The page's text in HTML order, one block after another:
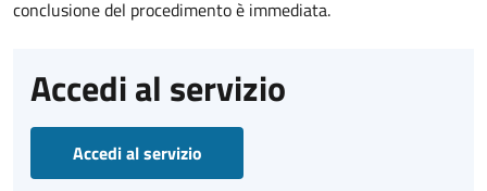
conclusione del procedimento è immediata.
Accedi al servizio
Accedi al servizio